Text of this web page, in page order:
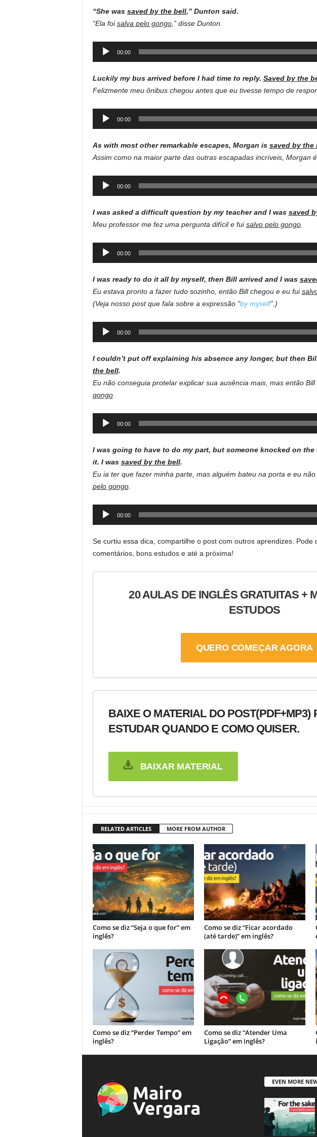
“She was saved by the bell,” Dunton said.
“Ela foisalva pelo gongo,” disse Dunton.
Audio
00:00
Luckily my bus arrived before I had time to reply. Saved by the
Felizmente meu ônibus chegou antes que eu tivesse tempo de
Audio
00:00
As with most other remarkable escapes, Morgan is saved by the
Assim como na maior parte das outras escapadas incríveis, Morgan é
Audio
00:00
I was asked a difficult question by my teacher and I was saved
Meu professor me fez uma pergunta difícil e fuisalvo pelo gongo.
Audio
00:00
I was ready to do it all by myself, then Bill arrived and I was
Eu estava pronto a fazer tudo sozinho, então Bill chegou e eu fui
(Veja nosso post que fala sobre a expressão “by myself”.)
Audio
00:00
I couldn’t put off explaining his absence any longer, but then
the bell.
Eu não conseguia protelar explicar sua ausência mais, mas então
gongo.
Audio
00:00
I was going to have to do my part, but someone knocked on the
it. I was saved by the bell.
Eu ia ter que fazer minha parte, mas alguém bateu na porta e eu
pelo gongo.
Audio
00:00
Se curtiu essa dica, compartilhe o post com outros aprendizes. Pode
comentários, bons estudos e até a próxima!
20 AULAS DE INGLÊS GRATUITAS +
ESTUDOS
QUERO COMEÇAR AGORA
BAIXE O MATERIAL DO POST(PDF+MP3)
ESTUDAR QUANDO E COMO QUISER.
BAIXAR MATERIAL
RELATED ARTICLES MORE FROM AUTHOR
Como se diz “Seja o que for” em
inglês?
Como se diz “Ficar acordado
(até tarde)” em inglês?
Como se diz “Perder Tempo” em
inglês?
Como se diz “Atender Uma
Ligação” em inglês?
EVEN MORE